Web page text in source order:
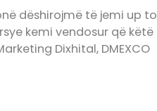
dëshirojmë të jemi up to
kemi vendosur që këtë
Dixhital, DMEXCO